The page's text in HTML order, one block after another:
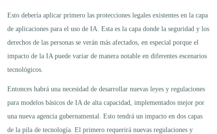
Esto debería aplicar primero las protecciones legales existentes en la capa
de aplicaciones para el uso de IA. Esta es la capa donde la seguridad y los
derechos de las personas se verán más afectados, en especial porque el
impacto de la IA puede variar de manera notable en diferentes escenarios
tecnológicos.
Entonces habrá una necesidad de desarrollar nuevas leyes y regulaciones
para modelos básicos de IA de alta capacidad, implementados mejor por
una nueva agencia gubernamental. Esto tendrá un impacto en dos capas
de la pila de tecnología. El primero requerirá nuevas regulaciones y